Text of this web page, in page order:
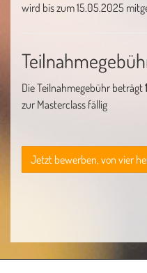
wird bis zum 15.05.2025
Die Teilnahmegebühr beträgt
zur Masterclass fällig
Jetzt bewerben, von vier